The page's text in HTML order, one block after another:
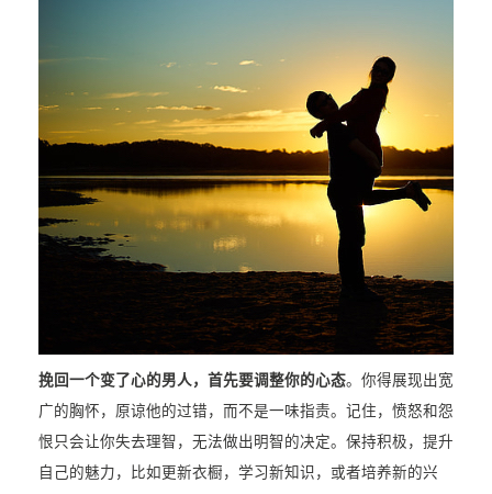
挽回一个变了心的男人，首先要调整你的心态。你得展现出宽
广的胸怀，原谅他的过错，而不是一味指责。记住，愤怒和怨
恨只会让你失去理智，无法做出明智的决定。保持积极，提升
自己的魅力，比如更新衣橱，学习新知识，或者培养新的兴